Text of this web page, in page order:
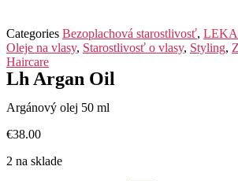
Categories Bezoplachová starostlivosť,
Oleje na vlasy, Starostlivosť o vlasy, Styling,
Haircare
Lh Argan Oil
Argánový olej 50 ml
€38.00
2 na sklade